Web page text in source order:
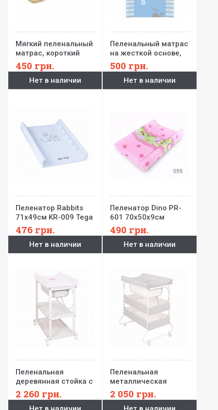
Мягкий пеленальный
матрас, короткий
70х50 см Ceba Baby
450 грн.
Нет в наличии
Пеленальный матрас
на жесткой основе,
длинный 80x50 см
Ceba Baby
500 грн.
Нет в наличии
Пеленатор Rabbits
71x49см KR-009 Tega
476 грн.
Нет в наличии
Пеленатор Dino PR-
601 70x50x9см
Berber
490 грн.
Нет в наличии
Пеленальная
деревянная стойка с
ванной Laura
2 260 грн.
Пеленальная
металлическая
стойка с ванной Susi
2 050 грн.